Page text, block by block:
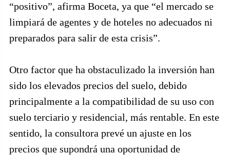
“positivo”, afirma Boceta, ya que “el mercado se
limpiará de agentes y de hoteles no adecuados ni
preparados para salir de esta crisis”.
Otro factor que ha obstaculizado la inversión han
sido los elevados precios del suelo, debido
principalmente a la compatibilidad de su uso con
suelo terciario y residencial, más rentable. En este
sentido, la consultora prevé un ajuste en los
precios que supondrá una oportunidad de